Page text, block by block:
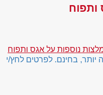
ותפוח
נוספות על אגס ותפוח
בחינם. לפרטים לחץ/י